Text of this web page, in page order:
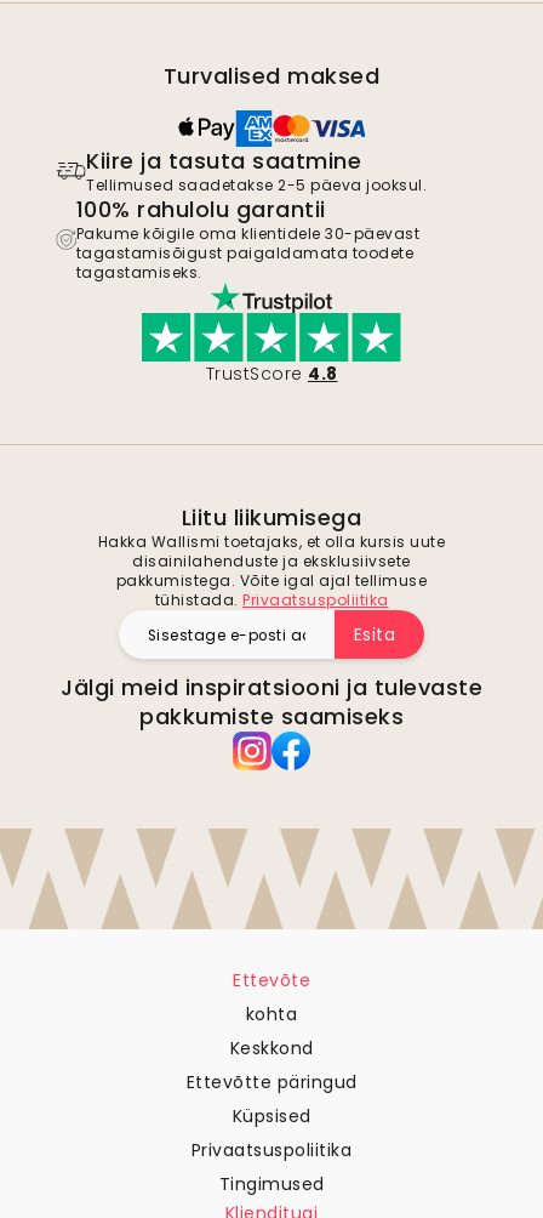
Turvalised maksed
Kiire ja tasuta saatmine
Tellimused saadetakse 2-5 päeva jooksul.
100% rahulolu garantii
Pakume kõigile oma klientidele 30-päevast
tagastamisõigust paigaldamata toodete
tagastamiseks.
TrustScore 4.8
Liitu liikumisega
Hakka Wallismi toetajaks, et olla kursis uute
disainilahenduste ja eksklusiivsete
pakkumistega. Võite igal ajal tellimuse
tühistada. Privaatsuspoliitika
Esita
Jälgi meid inspiratsiooni ja tulevaste
pakkumiste saamiseks
Ettevõte
kohta
Keskkond
Ettevõtte päringud
Küpsised
Privaatsuspoliitika
Tingimused